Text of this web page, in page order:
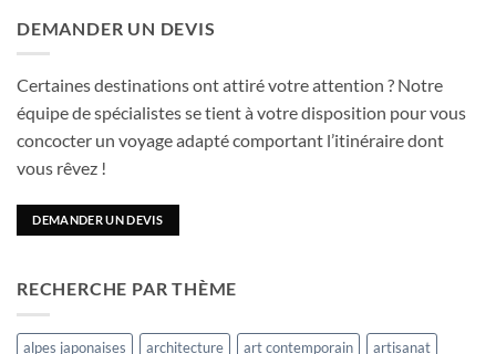
DEMANDER UN DEVIS
Certaines destinations ont attiré votre attention ? Notre
équipe de spécialistes se tient à votre disposition pour vous
concocter un voyage adapté comportant l’itinéraire dont
vous rêvez !
DEMANDER UN DEVIS
RECHERCHE PAR THÈME
alpes japonaises architecture art contemporain
artisanat